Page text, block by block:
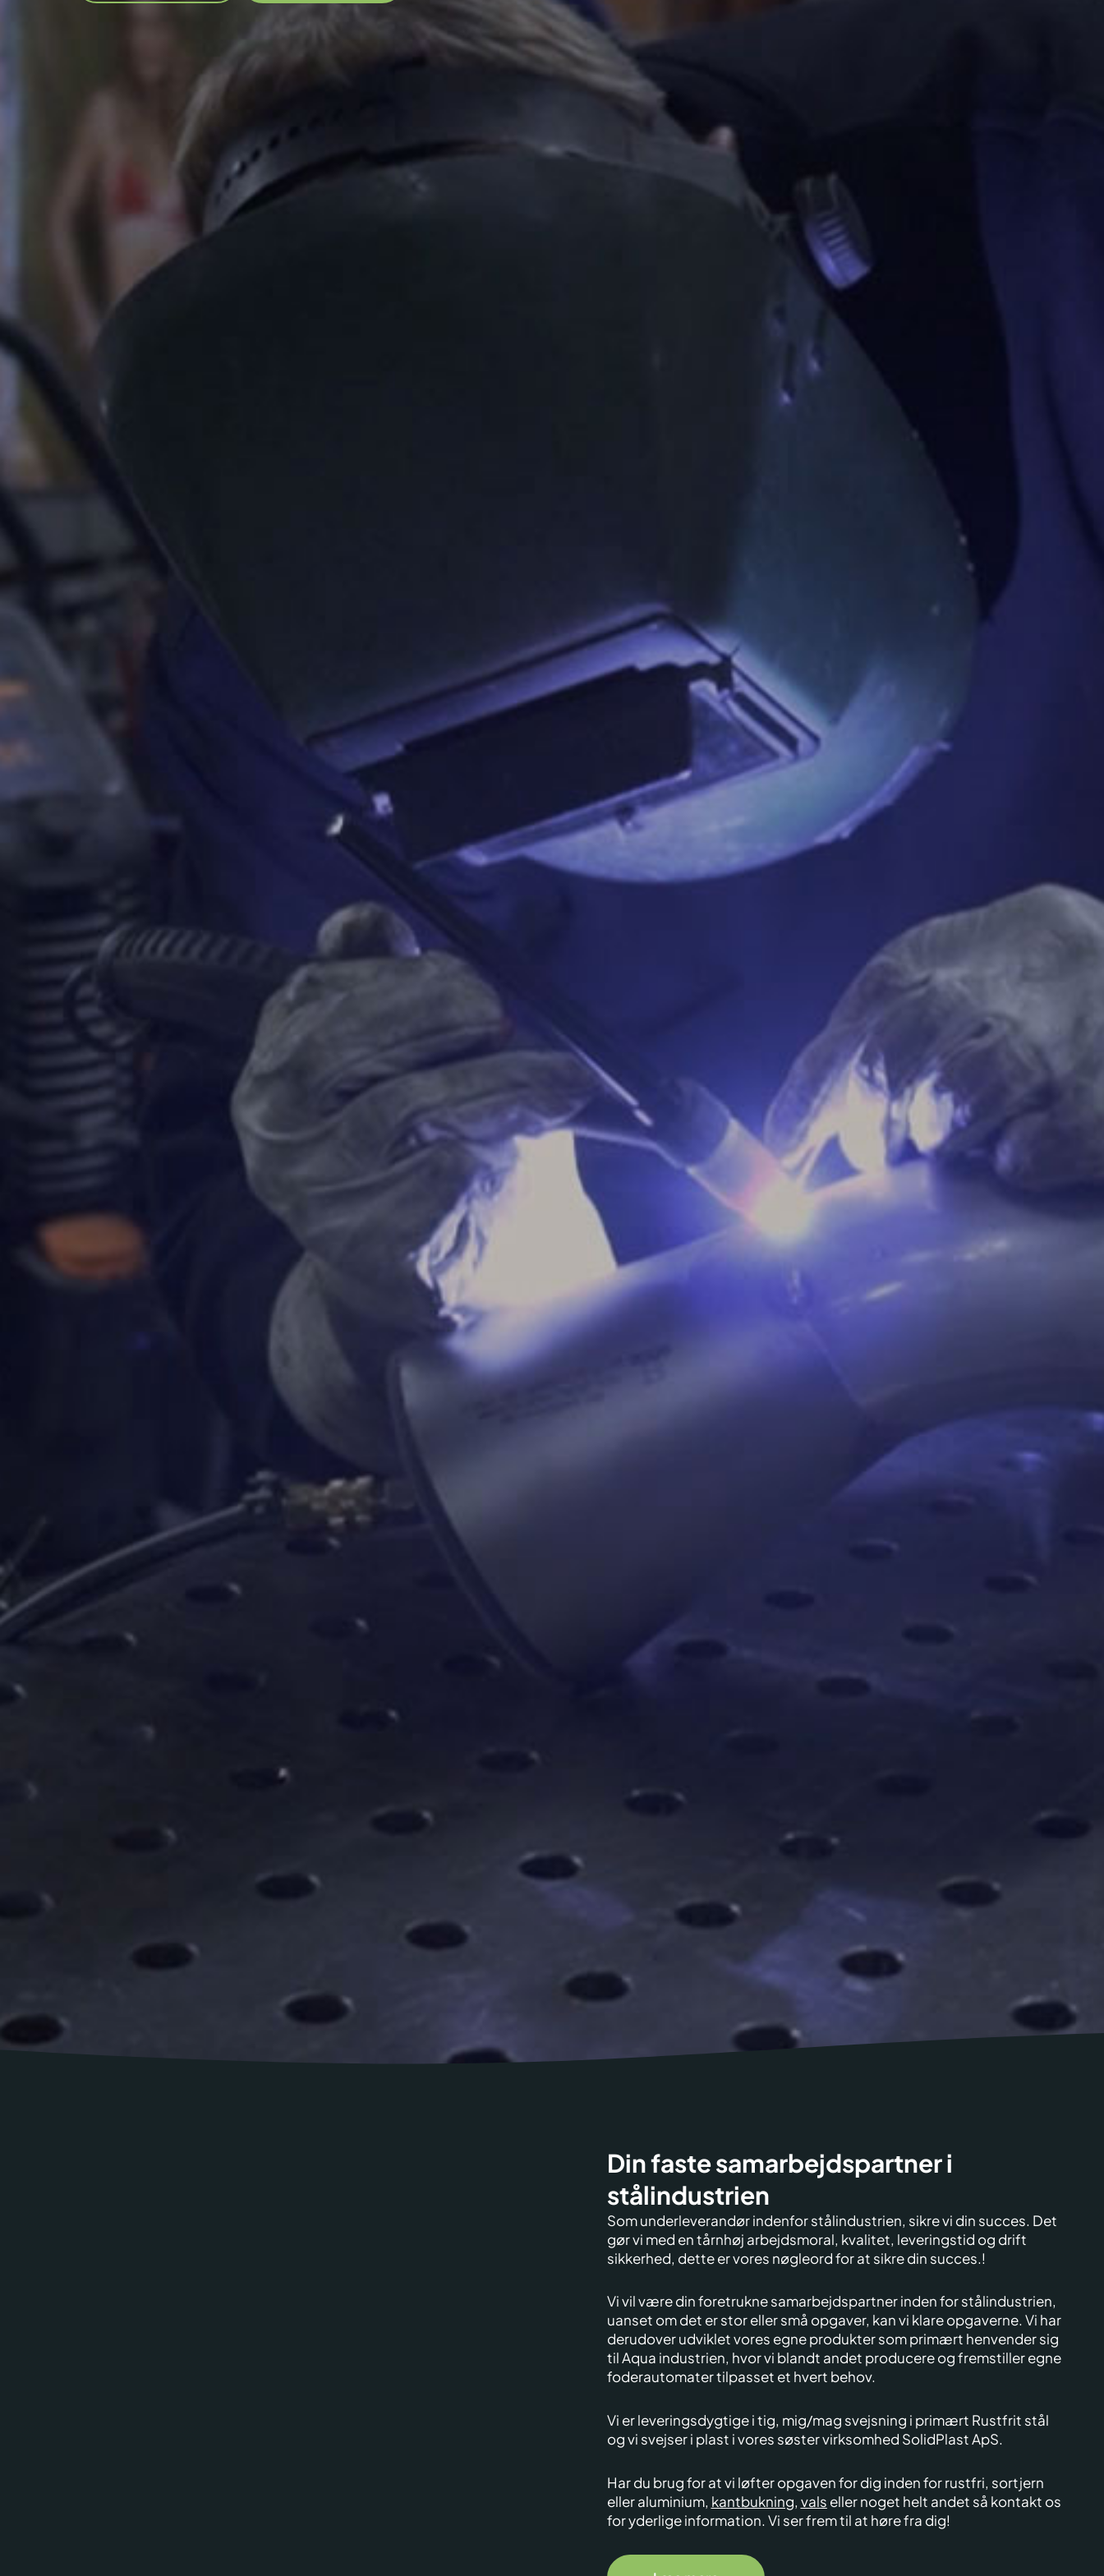
Din faste samarbejdspartner i
stålindustrien
Som underleverandør indenfor stålindustrien, sikre vi din succes. Det
gør vi med en tårnhøj arbejdsmoral, kvalitet, leveringstid og drift
sikkerhed, dette er vores nøgleord for at sikre din succes.!
Vi vil være din foretrukne samarbejdspartner inden for stålindustrien,
uanset om det er stor eller små opgaver, kan vi klare opgaverne. Vi har
derudover udviklet vores egne produkter som primært henvender sig
til Aqua industrien, hvor vi blandt andet producere og fremstiller egne
foderautomater tilpasset et hvert behov.
Vi er leveringsdygtige i tig, mig/mag svejsning i primært Rustfrit stål
og vi svejser i plast i vores søster virksomhed SolidPlast ApS.
Har du brug for at vi løfter opgaven for dig inden for rustfri, sortjern
eller aluminium, kantbukning, vals eller noget helt andet så kontakt os
for yderlige information. Vi ser frem til at høre fra dig!